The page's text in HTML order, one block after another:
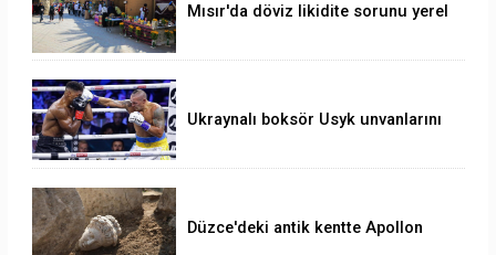
Mısır'da döviz likidite sorunu yerel
Ukraynalı boksör Usyk unvanlarını
Düzce'deki antik kentte Apollon